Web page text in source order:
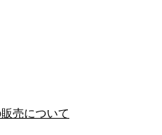
売について